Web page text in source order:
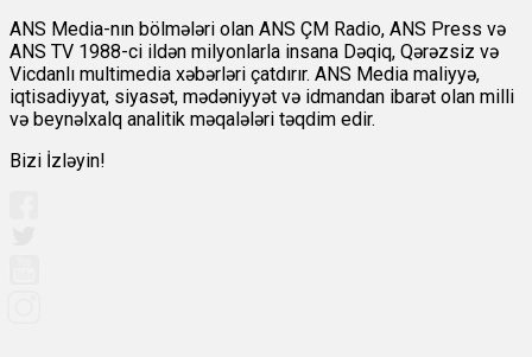
ANS Media-nın bölmələri olan ANS ÇM Radio, ANS Press və
ANS TV 1988-ci ildən milyonlarla insana Dəqiq, Qərəzsiz və
Vicdanlı multimedia xəbərləri çatdırır. ANS Media maliyyə,
iqtisadiyyat, siyasət, mədəniyyət və idmandan ibarət olan milli
və beynəlxalq analitik məqalələri təqdim edir.
Bizi İzləyin!